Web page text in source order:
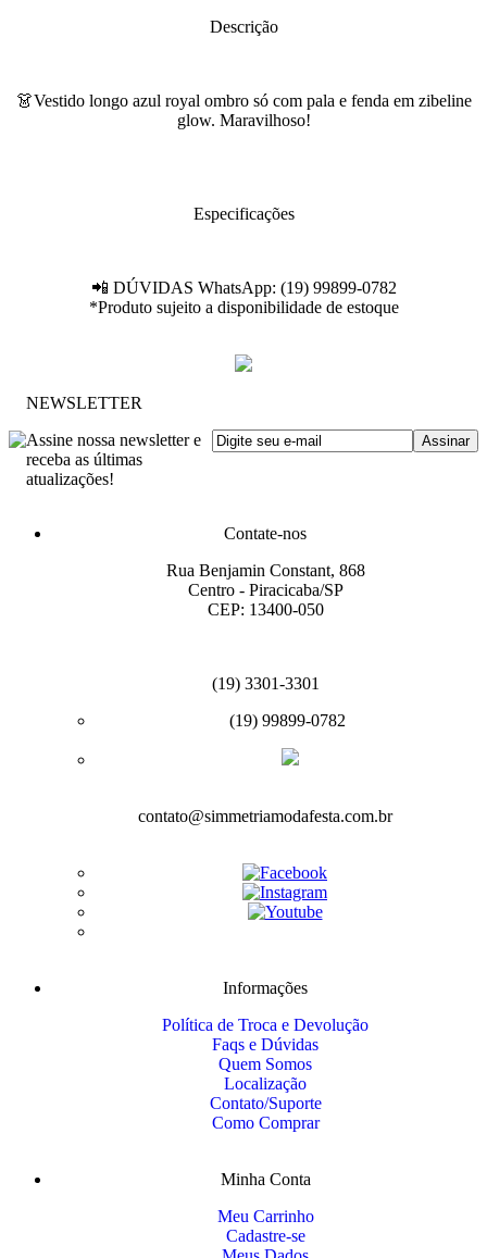
Descrição
👗Vestido longo azul royal ombro só com pala e fenda em zibeline
glow. Maravilhoso!
Especificações
📲 DÚVIDAS WhatsApp: (19) 99899-0782
*Produto sujeito a disponibilidade de estoque
NEWSLETTER
Assine nossa newsletter e
receba as últimas
atualizações!
Contate-nos
Rua Benjamin Constant, 868
Centro - Piracicaba/SP
CEP: 13400-050
(19) 3301-3301
(19) 99899-0782
contato@simmetriamodafesta.com.br
Informações
Política de Troca e Devolução
Faqs e Dúvidas
Quem Somos
Localização
Contato/Suporte
Como Comprar
Minha Conta
Meu Carrinho
Cadastre-se